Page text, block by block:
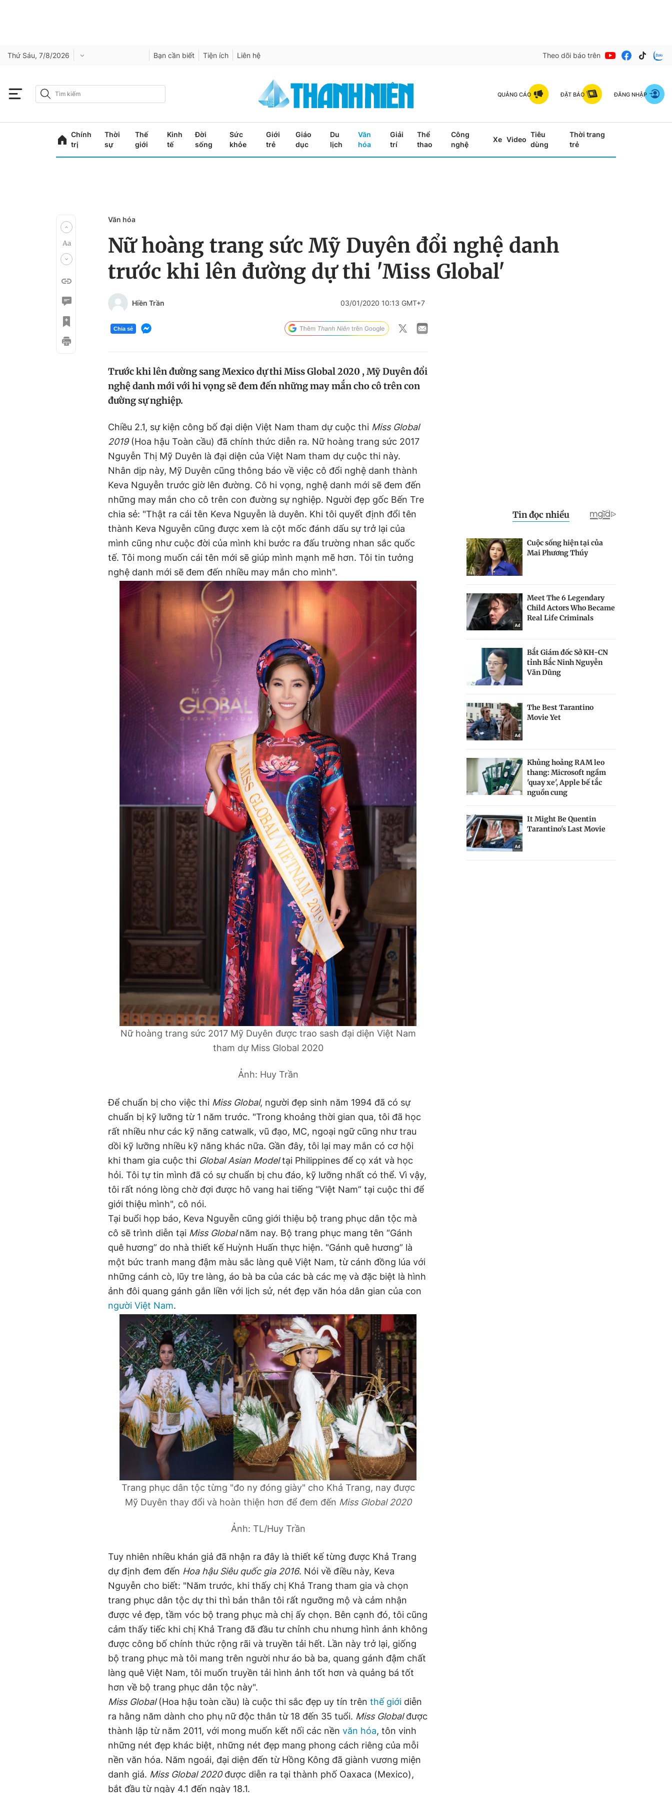
Thứ Sáu, 7/8/2026 Bạn cần biết Tiện ích Liên hệ Theo dõi báo trên
QUẢNG CÁO ĐẶT BÁO ĐĂNG NHẬP
Chính
trị
Thời
sự
Thế
giới
Kinh
tế
Đời
sống
Sức
khỏe
Giới
trẻ
Giáo
dục
Du
lịch
Văn
hóa
Giải
trí
Thể
thao
Công
nghệ
Xe Video
Tiêu
dùng
Thời trang
trẻ
Văn hóa
Nữ hoàng trang sức Mỹ Duyên đổi nghệ danh
trước khi lên đường dự thi 'Miss Global'
Hiền Trần 03/01/2020 10:13 GMT+7
Chia sẻ
Trước khi lên đường sang Mexico dự thi Miss Global 2020 , Mỹ Duyên đổi
nghệ danh mới với hi vọng sẽ đem đến những may mắn cho cô trên con
đường sự nghiệp.
Chiều 2.1, sự kiện công bố đại diện Việt Nam tham dự cuộc thi Miss Global
2019(Hoa hậu Toàn cầu) đã chính thức diễn ra. Nữ hoàng trang sức 2017
Nguyễn Thị Mỹ Duyên là đại diện của Việt Nam tham dự cuộc thi này.
Nhân dịp này, Mỹ Duyên cũng thông báo về việc cô đổi nghệ danh thành
Keva Nguyễn trước giờ lên đường. Cô hi vọng, nghệ danh mới sẽ đem đến
những may mắn cho cô trên con đường sự nghiệp. Người đẹp gốc Bến Tre
chia sẻ: "Thật ra cái tên Keva Nguyễn là duyên. Khi tôi quyết định đổi tên
thành Keva Nguyễn cũng được xem là cột mốc đánh dấu sự trở lại của
mình cũng như cuộc đời của mình khi bước ra đấu trường nhan sắc quốc
tế. Tôi mong muốn cái tên mới sẽ giúp mình mạnh mẽ hơn. Tôi tin tưởng
nghệ danh mới sẽ đem đến nhiều may mắn cho mình".
Nữ hoàng trang sức 2017 Mỹ Duyên được trao sash đại diện Việt Nam
tham dự Miss Global 2020
Ảnh: Huy Trần
Để chuẩn bị cho việc thi Miss Global, người đẹp sinh năm 1994 đã có sự
chuẩn bị kỹ lưỡng từ 1 năm trước. "Trong khoảng thời gian qua, tôi đã học
rất nhiều như các kỹ năng catwalk, vũ đạo, MC, ngoại ngữ cũng như trau
dồi kỹ lưỡng nhiều kỹ năng khác nữa. Gần đây, tôi lại may mắn có cơ hội
khi tham gia cuộc thi Global Asian Modeltại Philippines để cọ xát và học
hỏi. Tôi tự tin mình đã có sự chuẩn bị chu đáo, kỹ lưỡng nhất có thể. Vì vậy,
tôi rất nóng lòng chờ đợi được hô vang hai tiếng “Việt Nam” tại cuộc thi để
giới thiệu mình", cô nói.
Tại buổi họp báo, Keva Nguyễn cũng giới thiệu bộ trang phục dân tộc mà
cô sẽ trình diễn tại Miss Globalnăm nay. Bộ trang phục mang tên “Gánh
quê hương” do nhà thiết kế Huỳnh Huấn thực hiện. "Gánh quê hương” là
một bức tranh mang đậm màu sắc làng quê Việt Nam, từ cánh đồng lúa với
những cánh cò, lũy tre làng, áo bà ba của các bà các mẹ và đặc biệt là hình
ảnh đôi quang gánh gắn liền với lịch sử, nét đẹp văn hóa dân gian của con
người Việt Nam.
Trang phục dân tộc từng "đo ny đóng giày" cho Khả Trang, nay được
Mỹ Duyên thay đổi và hoàn thiện hơn để đem đến Miss Global 2020
Ảnh: TL/Huy Trần
Tuy nhiên nhiều khán giả đã nhận ra đây là thiết kế từng được Khả Trang
dự định đem đến Hoa hậu Siêu quốc gia 2016. Nói về điều này, Keva
Nguyễn cho biết: "Năm trước, khi thấy chị Khả Trang tham gia và chọn
trang phục dân tộc dự thi thì bản thân tôi rất ngưỡng mộ và cảm nhận
được vẻ đẹp, tầm vóc bộ trang phục mà chị ấy chọn. Bên cạnh đó, tôi cũng
cảm thấy tiếc khi chị Khả Trang đã đầu tư chỉnh chu nhưng hình ảnh không
được công bố chính thức rộng rãi và truyền tải hết. Lần này trở lại, giống
bộ trang phục mà tôi mang trên người như áo bà ba, quang gánh đậm chất
làng quê Việt Nam, tôi muốn truyền tải hình ảnh tốt hơn và quảng bá tốt
hơn về bộ trang phục dân tộc này".
Miss Global(Hoa hậu toàn cầu) là cuộc thi sắc đẹp uy tín trên thế giới diễn
ra hằng năm dành cho phụ nữ độc thân từ 18 đến 35 tuổi. Miss Globalđược
thành lập từ năm 2011, với mong muốn kết nối các nền văn hóa, tôn vinh
những nét đẹp khác biệt, những nét đẹp mang phong cách riêng của mỗi
nền văn hóa. Năm ngoái, đại diện đến từ Hồng Kông đã giành vương miện
danh giá. Miss Global 2020được diễn ra tại thành phố Oaxaca (Mexico),
bắt đầu từ ngày 4.1 đến ngày 18.1.